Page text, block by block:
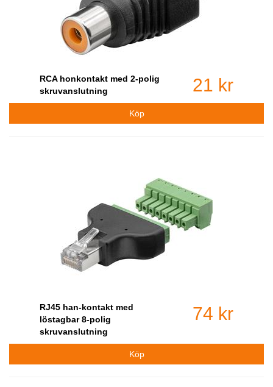
RCA honkontakt med 2-polig
skruvanslutning
21 kr
RJ45 han-kontakt med
löstagbar 8-polig
skruvanslutning
74 kr